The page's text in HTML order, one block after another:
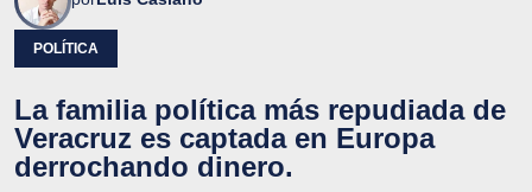
POLÍTICA
La familia política más repudiada de
Veracruz es captada en Europa
derrochando dinero.